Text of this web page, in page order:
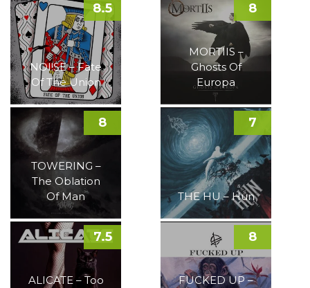
NOI!SE – Fate
Of The Union
8.5
MORTIIS –
Ghosts Of
Europa
8
TOWERING –
The Oblation
Of Man
8
THE HU – Hun
7
ALICATE – Too
7.5
FUCKED UP –
8